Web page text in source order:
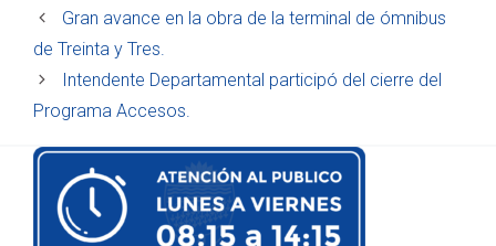
Gran avance en la obra de la terminal de ómnibus
de Treinta y Tres.
Intendente Departamental participó del cierre del
Programa Accesos.